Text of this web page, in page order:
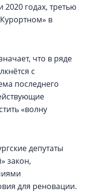
2020 годах, третью
в
что в ряде
с
последнего
«волну
депутаты
закон,
для реновации.